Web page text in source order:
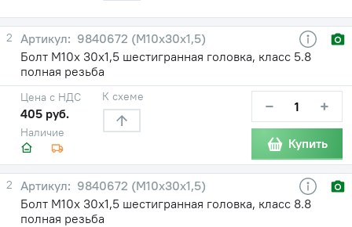
2
9840672 (М10х30х1,5)
Болт М10х 30х1,5 шестигранная головка, класс 5.8
полная резьба
Наличие
Цена с НДС
405 руб.
К схеме − +
Купить
2
9840672 (М10х30х1,5)
Болт М10х 30х1,5 шестигранная головка, класс 8.8
полная резьба